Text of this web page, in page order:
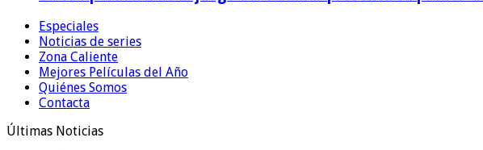
Especiales
Noticias de series
Zona Caliente
Mejores Películas del Año
Quiénes Somos
Contacta
Últimas Noticias